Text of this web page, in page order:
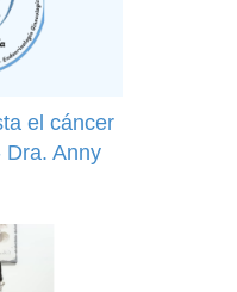
el cáncer
Dra. Anny